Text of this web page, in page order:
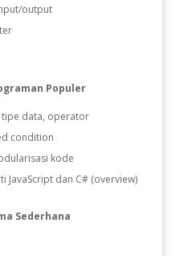
output
Populer
tipe data, operator
condition
kode
JavaScript dan C# (overview)
Sederhana